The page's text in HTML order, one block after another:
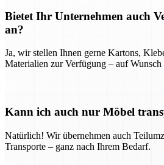
Bietet Ihr Unternehmen auch
an?
Ja, wir stellen Ihnen gerne Kartons,
Materialien zur Verfügung – auf
Kann ich auch nur Möbel
Natürlich! Wir übernehmen auch
Transporte – ganz nach Ihrem Bedarf.